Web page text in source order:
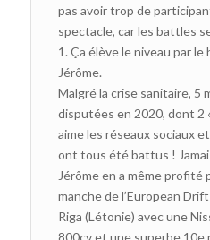
pas avoir trop de
spectacle, car les battles
1. Ça élève le niveau par le
Jérôme.
Malgré la crise sanitaire, 5
disputées en 2020, dont 2
aime les réseaux sociaux
ont tous été battus !
Jérôme en a même profité
manche de l’European
Riga (Létonie) avec une
800cv et une superbe 10e